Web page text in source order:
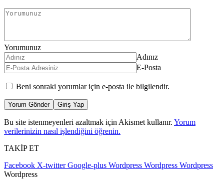
Yorumunuz
Adınız
E-Posta
Beni sonraki yorumlar için e-posta ile bilgilendir.
Yorum Gönder Giriş Yap
Bu site istenmeyenleri azaltmak için Akismet kullanır. Yorum
verilerinizin nasıl işlendiğini öğrenin.
TAKİP ET
Facebook X-twitter Google-plus Wordpress Wordpress Wordpress
Wordpress